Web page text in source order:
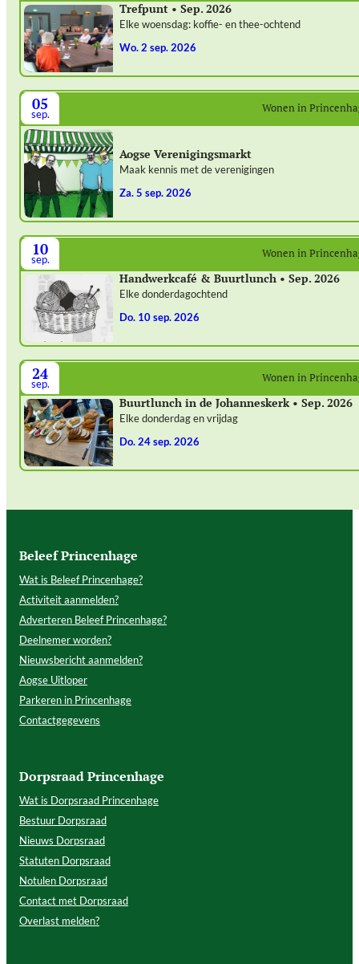
Trefpunt • Sep. 2026
Elke woensdag: koffie- en thee-ochtend
wo. 2 sep. 2026
05
sep. Wonen in
Aogse Verenigingsmarkt
Maak kennis met de verenigingen
za. 5 sep. 2026
10
sep. Wonen in
Handwerkcafé & Buurtlunch • Sep. 2026
Elke donderdagochtend
do. 10 sep. 2026
24
sep. Wonen in
Buurtlunch in de Johanneskerk • Sep. 2026
Elke donderdag en vrijdag
do. 24 sep. 2026
Beleef Princenhage
Wat is Beleef Princenhage?
Activiteit aanmelden?
Adverteren Beleef Princenhage?
Deelnemer worden?
Nieuwsbericht aanmelden?
Aogse Uitloper
Parkeren in Princenhage
Contactgegevens
Dorpsraad Princenhage
Wat is Dorpsraad Princenhage
Bestuur Dorpsraad
Nieuws Dorpsraad
Statuten Dorpsraad
Notulen Dorpsraad
Contact met Dorpsraad
Overlast melden?